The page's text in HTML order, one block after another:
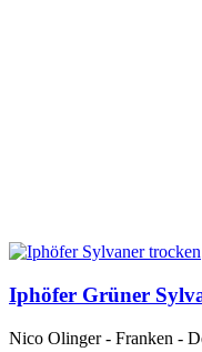
Iphöfer Grüner
Nico Olinger - Franken -